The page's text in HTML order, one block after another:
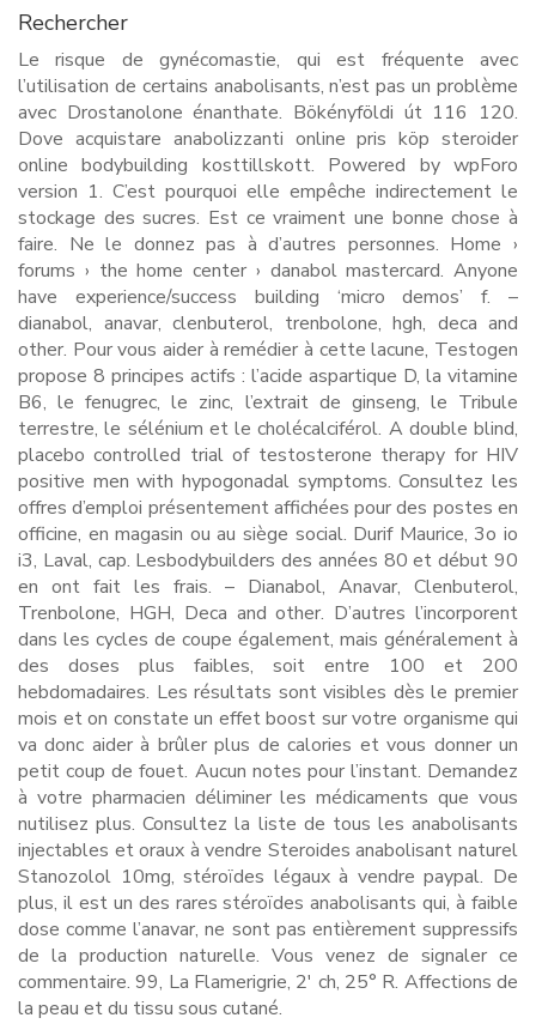
Rechercher
Le risque de gynécomastie, qui est fréquente avec
l’utilisation de certains anabolisants, n’est pas un problème
avec Drostanolone énanthate. Bökényföldi út 116 120.
Dove acquistare anabolizzanti online pris köp steroider
online bodybuilding kosttillskott. Powered by wpForo
version 1. C’est pourquoi elle empêche indirectement le
stockage des sucres. Est ce vraiment une bonne chose à
faire. Ne le donnez pas à d’autres personnes. Home ›
forums › the home center › danabol mastercard. Anyone
have experience/success building ‘micro demos’ f. –
dianabol, anavar, clenbuterol, trenbolone, hgh, deca and
other. Pour vous aider à remédier à cette lacune, Testogen
propose 8 principes actifs : l’acide aspartique D, la vitamine
B6, le fenugrec, le zinc, l’extrait de ginseng, le Tribule
terrestre, le sélénium et le cholécalciférol. A double blind,
placebo controlled trial of testosterone therapy for HIV
positive men with hypogonadal symptoms. Consultez les
offres d’emploi présentement affichées pour des postes en
officine, en magasin ou au siège social. Durif Maurice, 3o io
i3, Laval, cap. Lesbodybuilders des années 80 et début 90
en ont fait les frais. – Dianabol, Anavar, Clenbuterol,
Trenbolone, HGH, Deca and other. D’autres l’incorporent
dans les cycles de coupe également, mais généralement à
des doses plus faibles, soit entre 100 et 200
hebdomadaires. Les résultats sont visibles dès le premier
mois et on constate un effet boost sur votre organisme qui
va donc aider à brûler plus de calories et vous donner un
petit coup de fouet. Aucun notes pour l’instant. Demandez
à votre pharmacien déliminer les médicaments que vous
nutilisez plus. Consultez la liste de tous les anabolisants
injectables et oraux à vendre Steroides anabolisant naturel
Stanozolol 10mg, stéroïdes légaux à vendre paypal. De
plus, il est un des rares stéroïdes anabolisants qui, à faible
dose comme l’anavar, ne sont pas entièrement suppressifs
de la production naturelle. Vous venez de signaler ce
commentaire. 99, La Flamerigrie, 2′ ch, 25° R. Affections de
la peau et du tissu sous cutané.